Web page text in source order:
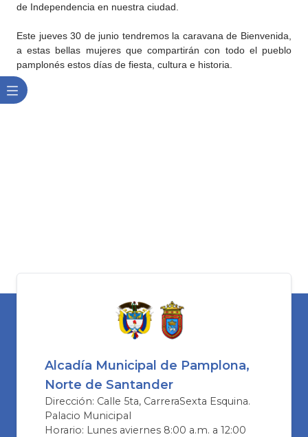
de Independencia en nuestra ciudad.
Este jueves 30 de junio tendremos la caravana de Bienvenida,
a estas bellas mujeres que compartirán con todo el pueblo
pamplonés estos días de fiesta, cultura e historia.
Alcadía Municipal de Pamplona,
Norte de Santander
Dirección: Calle 5ta, CarreraSexta Esquina.
Palacio Municipal
Horario: Lunes aviernes 8:00 a.m. a 12:00